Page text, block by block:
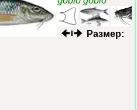
Размер: